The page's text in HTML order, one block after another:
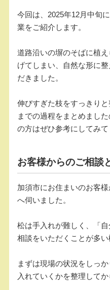
今回は、2025年12月中旬
業をご紹介します。
道路沿いの塀のそばに植
げてしまい、自然な形に
だきました。
伸びすぎた枝をすっきり
までの過程をまとめまし
の方はぜひ参考にしてみて
お客様からのご相談
加須市にお住まいのお客
へ伺いました。
松は手入れが難しく、「
相談をいただくことが多い
まずは現場の状況をしっ
入れていくかを整理してか